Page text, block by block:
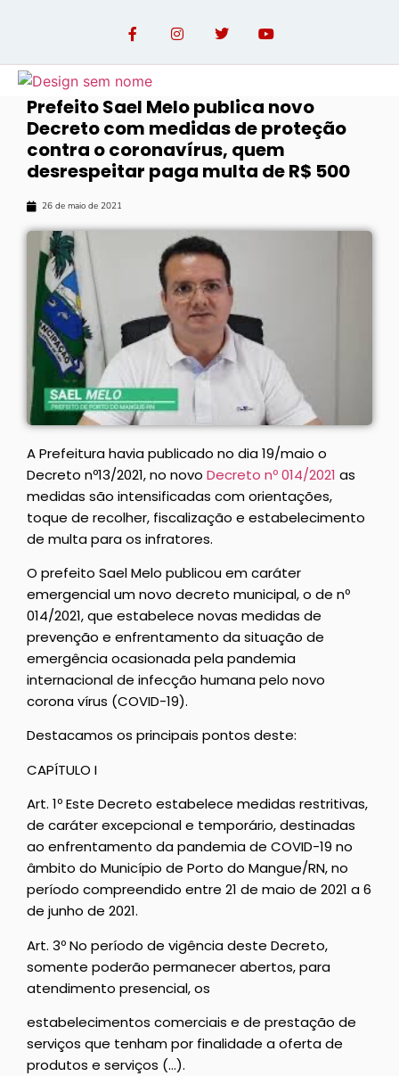
Prefeito Sael Melo publica novo
Decreto com medidas de proteção
contra o coronavírus, quem
desrespeitar paga multa de R$ 500
26 de maio de 2021
A Prefeitura havia publicado no dia 19/maio o
Decreto nº13/2021, no novo Decreto nº 014/2021 as
medidas são intensificadas com orientações,
toque de recolher, fiscalização e estabelecimento
de multa para os infratores.
O prefeito Sael Melo publicou em caráter
emergencial um novo decreto municipal, o de nº
014/2021, que estabelece novas medidas de
prevenção e enfrentamento da situação de
emergência ocasionada pela pandemia
internacional de infecção humana pelo novo
corona vírus (COVID-19).
Destacamos os principais pontos deste:
CAPÍTULO I
Art. 1º Este Decreto estabelece medidas restritivas,
de caráter excepcional e temporário, destinadas
ao enfrentamento da pandemia de COVID-19 no
âmbito do Município de Porto do Mangue/RN, no
período compreendido entre 21 de maio de 2021 a 6
de junho de 2021.
Art. 3º No período de vigência deste Decreto,
somente poderão permanecer abertos, para
atendimento presencial, os
estabelecimentos comerciais e de prestação de
serviços que tenham por finalidade a oferta de
produtos e serviços (…).